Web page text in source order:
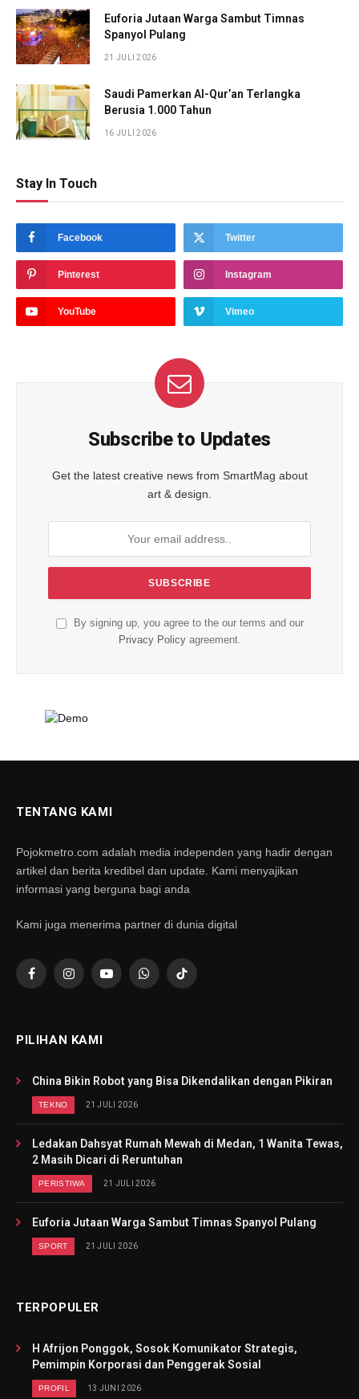
Euforia Jutaan Warga Sambut Timnas
Spanyol Pulang
21 JULI 2026
Saudi Pamerkan Al-Qur’an Terlangka
Berusia 1.000 Tahun
16 JULI 2026
Stay In Touch
Facebook Twitter
Pinterest Instagram
YouTube Vimeo
Subscribe to Updates
Get the latest creative news from SmartMag about
art & design.
By signing up, you agree to the our terms and our
Privacy Policyagreement.
TENTANG KAMI
Pojokmetro.com adalah media independen yang hadir dengan
artikel dan berita kredibel dan update. Kami menyajikan
informasi yang berguna bagi anda
Kami juga menerima partner di dunia digital
FacebookInstagramYouTubeWhatsAppTikTok
PILIHAN KAMI
China Bikin Robot yang Bisa Dikendalikan dengan Pikiran
TEKNO 21 JULI 2026
Ledakan Dahsyat Rumah Mewah di Medan, 1 Wanita Tewas,
2 Masih Dicari di Reruntuhan
PERISTIWA 21 JULI 2026
Euforia Jutaan Warga Sambut Timnas Spanyol Pulang
SPORT 21 JULI 2026
TERPOPULER
H Afrijon Ponggok, Sosok Komunikator Strategis,
Pemimpin Korporasi dan Penggerak Sosial
PROFIL 13 JUNI 2026